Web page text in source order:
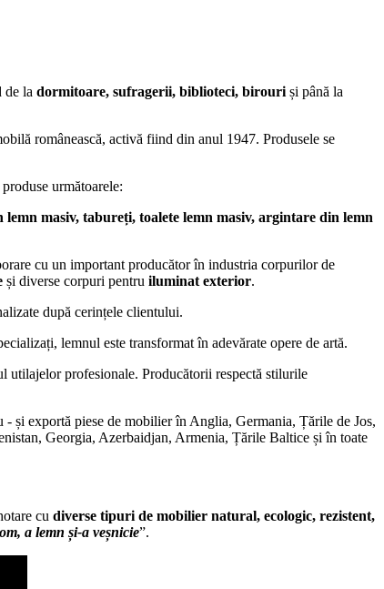
de la dormitoare, sufragerii, biblioteci, birouri și până la
românească, activă fiind din anul 1947. Produsele se
următoarele:
masiv, tabureți, toalete lemn masiv, argintare din lemn
cu un important producător în industria corpurilor de
și diverse corpuri pentru iluminat exterior.
după cerințele clientului.
lemnul este transformat în adevărate opere de artă.
utilajelor profesionale. Producătorii respectă stilurile
și exportă piese de mobilier în Anglia, Germania, Țările de Jos,
Georgia, Azerbaidjan, Armenia, Țările Baltice și în toate
cu diverse tipuri de mobilier natural, ecologic, rezistent,
a lemn și-a veșnicie”.